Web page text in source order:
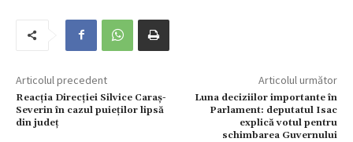
Articolul precedent
Reacția Direcției Silvice Caraș-
Severin în cazul puieților lipsă
din județ
Articolul următor
Luna deciziilor importante în
Parlament: deputatul Isac
explică votul pentru
schimbarea Guvernului